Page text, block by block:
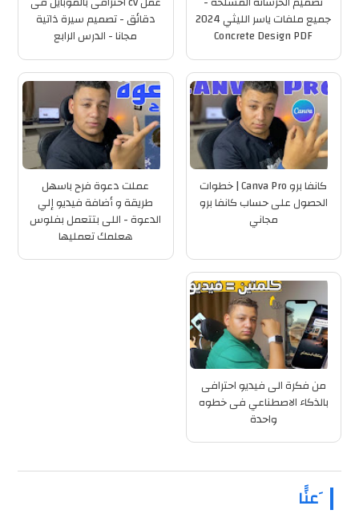
جميع ملفات ياسر الليثي 2024
Concrete Design PDF
دقائق - تصميم سيرة ذاتية
مجانا - الدرس الرابع
كانفا برو Canva Pro | خطوات
الحصول على حساب كانفا برو
مجاني
عملت دعوة فرح باسهل
طريقة و أضافة فيديو إلي
الدعوة - اللى بتتعمل بفلوس
هعلمك تعمليها
من فكرة الى فيديو احترافى
بالذكاء الاصطناعي فى خطوه
واحدة
َعنَََا